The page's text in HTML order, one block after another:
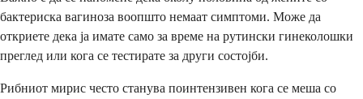
бактериска вагиноза воопшто немаат симптоми. Може да
откриете дека ја имате само за време на рутински гинеколошки
преглед или кога се тестирате за други состојби.
Рибниот мирис често станува поинтензивен кога се меша со